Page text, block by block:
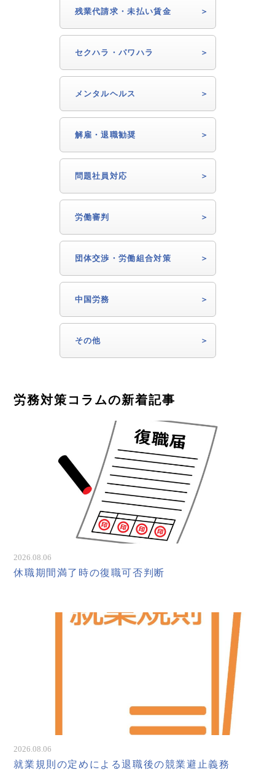
残業代請求・未払い賃金
セクハラ・パワハラ
メンタルヘルス
解雇・退職勧奨
問題社員対応
労働審判
団体交渉・労働組合対策
中国労務
その他
労務対策コラムの新着記事
2026.08.06
休職期間満了時の復職可否判断
2026.08.06
就業規則の定めによる退職後の競業避止義務